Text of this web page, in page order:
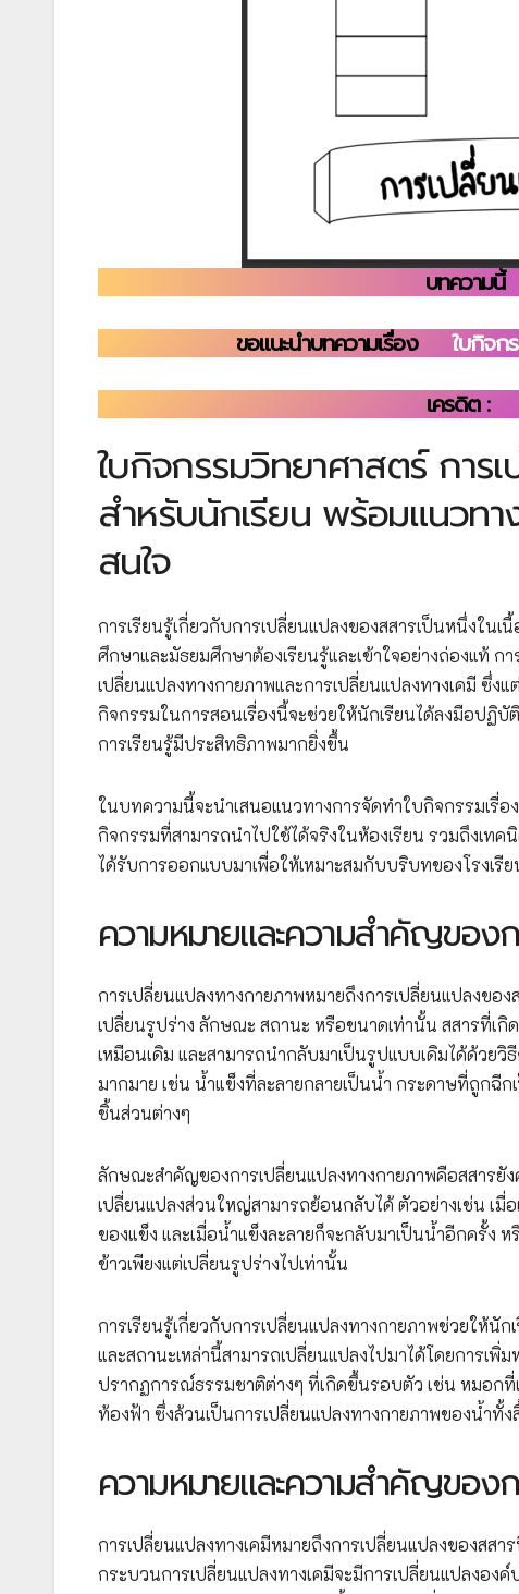
บทความนี้
ขอแนะนำบทความเรื่อง
ใบกิจก
เครดิต :
ใบกิจกรรมวิทยาศาสตร์ การ
สำหรับนักเรียน พร้อมแนวท
สนใจ
การเรียนรู้เกี่ยวกับการเปลี่ยนแปลงของสสารเป็นหนึ่งใ
ศึกษาและมัธยมศึกษาต้องเรียนรู้และเข้าใจอย่างถ่องแท้
เปลี่ยนแปลงทางกายภาพและการเปลี่ยนแปลงทางเคมี ซึ่
กิจกรรมในการสอนเรื่องนี้จะช่วยให้นักเรียนได้ลงมือปฏิบั
การเรียนรู้มีประสิทธิภาพมากยิ่งขึ้น
ในบทความนี้จะนำเสนอแนวทางการจัดทำใบกิจกรรมเรื่อ
กิจกรรมที่สามารถนำไปใช้ได้จริงในห้องเรียน รวมถึงเท
ได้รับการออกแบบมาเพื่อให้เหมาะสมกับบริบทของโรงเรี
ความหมายและความสำคัญของ
การเปลี่ยนแปลงทางกายภาพหมายถึงการเปลี่ยนแปลงขอ
เปลี่ยนรูปร่าง ลักษณะ สถานะ หรือขนาดเท่านั้น สสารที่เกิ
เหมือนเดิม และสามารถนำกลับมาเป็นรูปแบบเดิมได้ด้วย
มากมาย เช่น น้ำแข็งที่ละลายกลายเป็นน้ำ กระดาษที่ถูกฉี
ชิ้นส่วนต่างๆ
ลักษณะสำคัญของการเปลี่ยนแปลงทางกายภาพคือสสารยั
เปลี่ยนแปลงส่วนใหญ่สามารถย้อนกลับได้ ตัวอย่างเช่น เมื่
ของแข็ง และเมื่อน้ำแข็งละลายก็จะกลับมาเป็นน้ำอีกครั้ง
ข้าวเพียงแต่เปลี่ยนรูปร่างไปเท่านั้น
การเรียนรู้เกี่ยวกับการเปลี่ยนแปลงทางกายภาพช่วยให้นัก
และสถานะเหล่านี้สามารถเปลี่ยนแปลงไปมาได้โดยการเ
ปรากฏการณ์ธรรมชาติต่างๆ ที่เกิดขึ้นรอบตัว เช่น หมอก
ท้องฟ้า ซึ่งล้วนเป็นการเปลี่ยนแปลงทางกายภาพของน้ำทั้ง
ความหมายและความสำคัญของ
การเปลี่ยนแปลงทางเคมีหมายถึงการเปลี่ยนแปลงของสส
กระบวนการเปลี่ยนแปลงทางเคมีจะมีการเปลี่ยนแปลงอ